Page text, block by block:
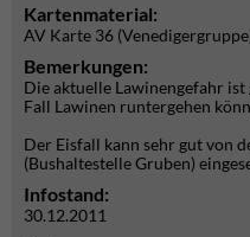
Kartenmaterial:
AV Karte 36
Bemerkungen:
Die aktuelle Lawinengefahr ist
Fall Lawinen runtergehen
Der Eisfall kann sehr gut von
(Bushaltestelle Gruben)
Infostand:
30.12.2011